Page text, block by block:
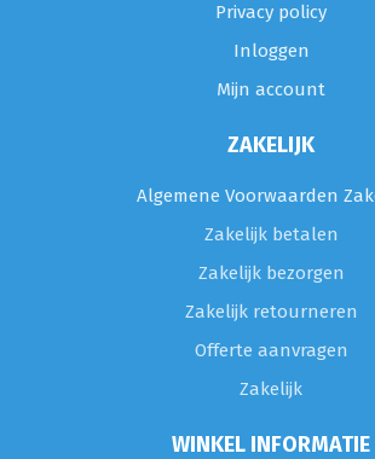
Privacy policy
Inloggen
Mijn account
ZAKELIJK
Algemene Voorwaarden
Zakelijk betalen
Zakelijk bezorgen
Zakelijk retourneren
Offerte aanvragen
Zakelijk
WINKEL INFORMATIE